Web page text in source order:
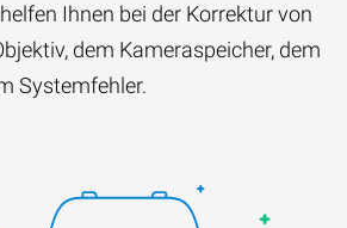
Ihnen bei der Korrektur von
dem Kameraspeicher, dem
Systemfehler.